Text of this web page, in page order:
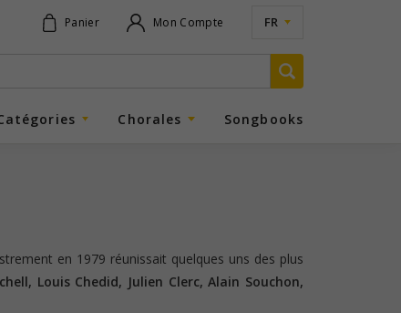
Panier Mon Compte FR
Chorales Songbooks
en 1979 réunissait quelques uns des plus
Louis Chedid, Julien Clerc, Alain Souchon,